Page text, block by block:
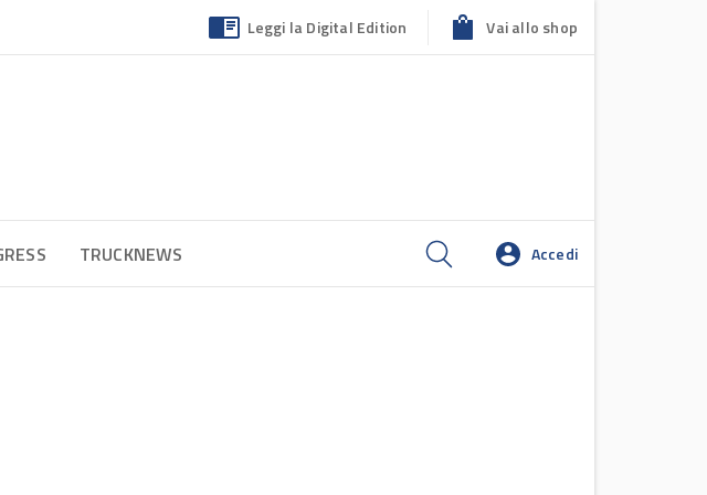
Leggi la Digital Edition Vai allo shop
TRUCKNEWS Accedi